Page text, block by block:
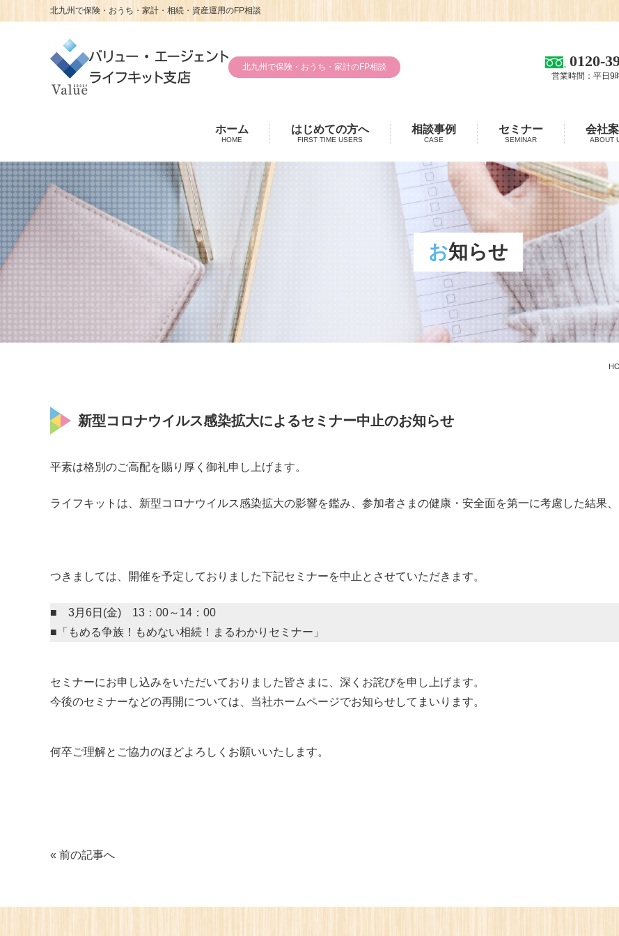
北九州で保険・おうち・家計・相続・資産運用のFP相談
北九州で保険・おうち・家計のFP相談 0120-
営業時間：平日9
ホーム
HOME
はじめての方へ
FIRST TIME USERS
相談事例
CASE
セミナー
SEMINAR
会社
ABOUT
お知らせ
新型コロナウイルス感染拡大によるセミナー中止のお知らせ
平素は格別のご高配を賜り厚く御礼申し上げます。
ライフキットは、新型コロナウイルス感染拡大の影響を鑑み、参加者さまの健康・安全面を第一に考慮した結果
つきましては、開催を予定しておりました下記セミナーを中止とさせていただきます。
■ 3月6日(金) 13：00～14：00
■「もめる争族！もめない相続！まるわかりセミナー」
セミナーにお申し込みをいただいておりました皆さまに、深くお詫びを申し上げます。
今後のセミナーなどの再開については、当社ホームページでお知らせしてまいります。
何卒ご理解とご協力のほどよろしくお願いいたします。
« 前の記事へ